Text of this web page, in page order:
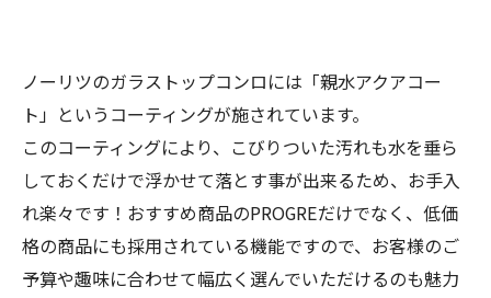
ノーリツのガラストップコンロには「親水アクアコー
ト」というコーティングが施されています。
このコーティングにより、こびりついた汚れも水を垂ら
しておくだけで浮かせて落とす事が出来るため、お手入
れ楽々です！おすすめ商品のPROGREだけでなく、低価
格の商品にも採用されている機能ですので、お客様のご
予算や趣味に合わせて幅広く選んでいただけるのも魅力